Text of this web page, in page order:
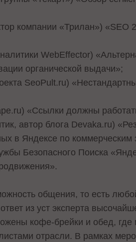
компании «Трилан») «SEO
WebEffector)
органической выдачи»;
SeoPult.ru)
«Ссылки должны
автор блога Devaka.ru)
в Яндексе по коммерческим
Безопасного Поиска
общения, то есть
из уст эксперта
кофе-брейки и обед,
отрасли. В рамках